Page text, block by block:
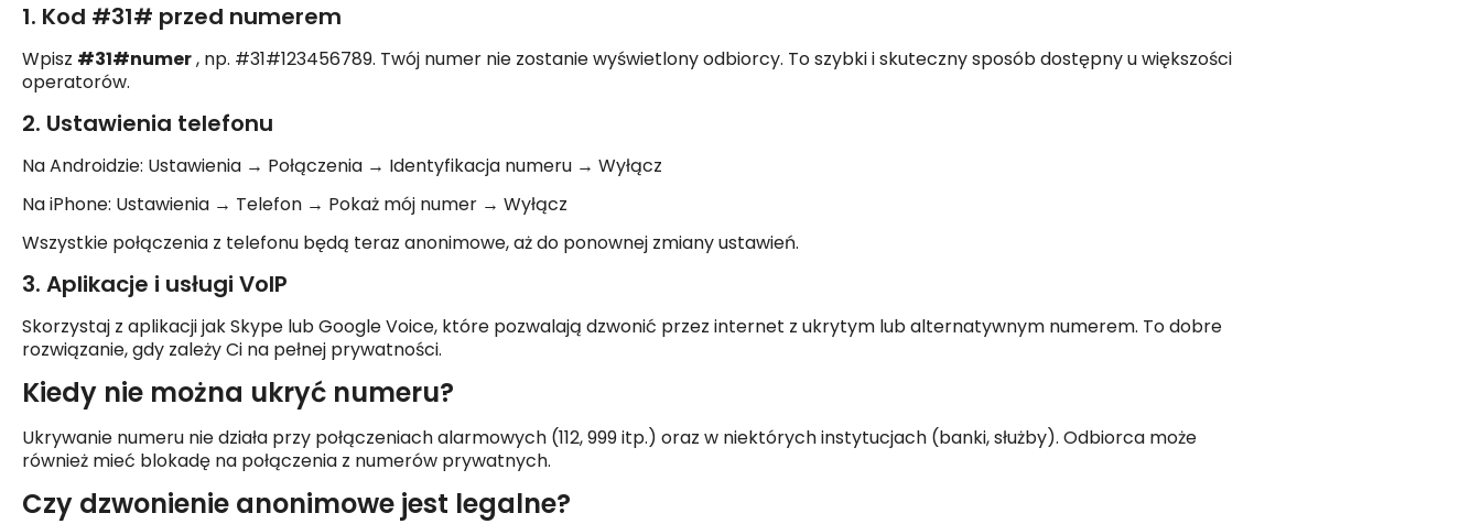
1. Kod #31# przed numerem
Wpisz #31#numer, np. #31#123456789. Twój numer nie zostanie wyświetlony odbiorcy. To szybki i skuteczny sposób dostępny u większości
operatorów.
2. Ustawienia telefonu
Na Androidzie: Ustawienia → Połączenia → Identyfikacja numeru → Wyłącz
Na iPhone: Ustawienia → Telefon → Pokaż mój numer → Wyłącz
Wszystkie połączenia z telefonu będą teraz anonimowe, aż do ponownej zmiany ustawień.
3. Aplikacje i usługi VoIP
Skorzystaj z aplikacji jak Skype lub Google Voice, które pozwalają dzwonić przez internet z ukrytym lub alternatywnym numerem. To dobre
rozwiązanie, gdy zależy Ci na pełnej prywatności.
Kiedy nie można ukryć numeru?
Ukrywanie numeru nie działa przy połączeniach alarmowych (112, 999 itp.) oraz w niektórych instytucjach (banki, służby). Odbiorca może
również mieć blokadę na połączenia z numerów prywatnych.
Czy dzwonienie anonimowe jest legalne?